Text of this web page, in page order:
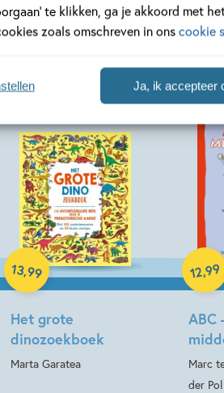
te klikken, ga je akkoord met
zoals omschreven in onscookie
Ja, ik accepteer
Het grote
dinozoekboek
Marta Garatea
13,99
Hardcover
ABC
Marc
der Pol
12,99